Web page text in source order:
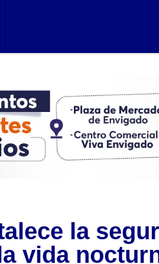
la
vida